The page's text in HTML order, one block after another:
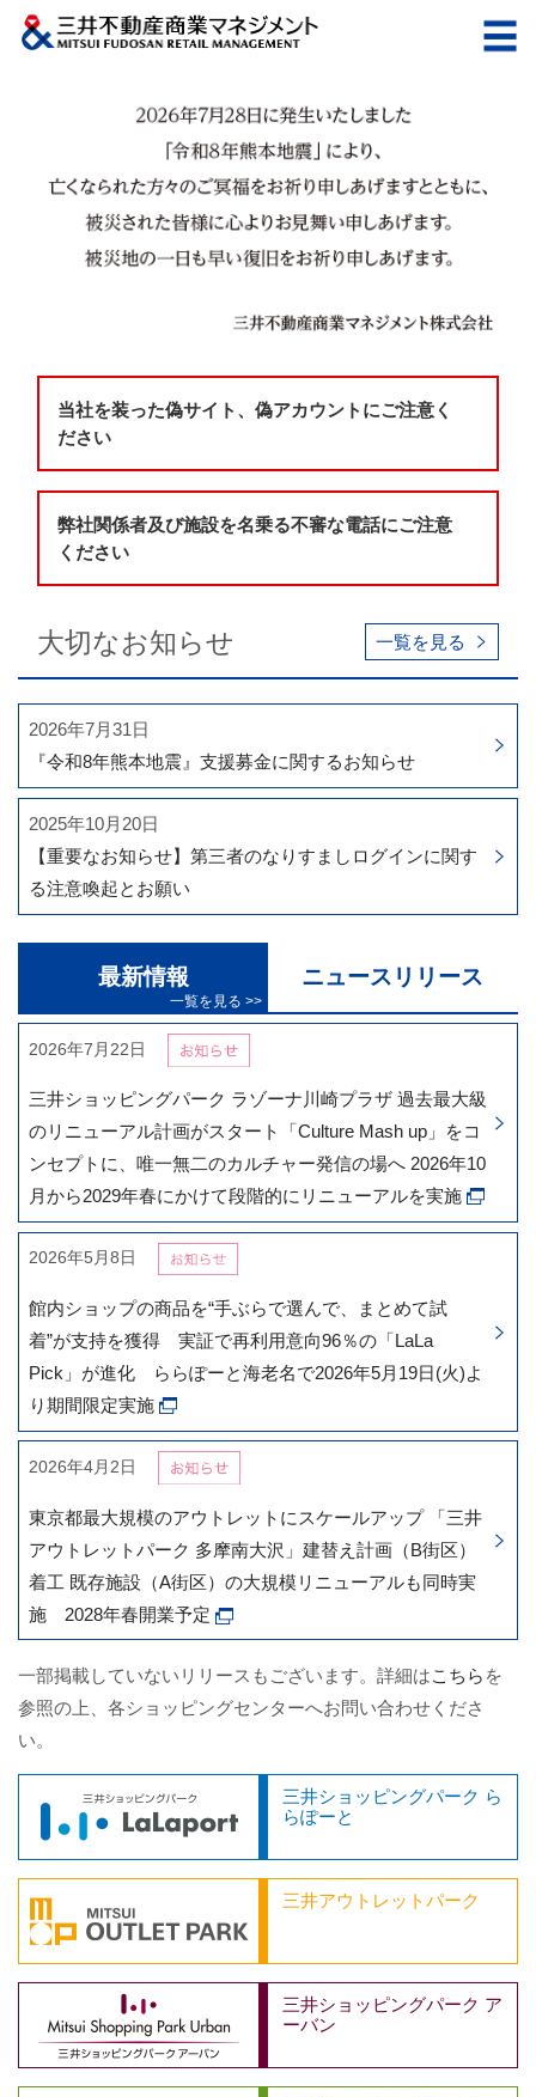
当社を装った偽サイト、偽アカウントにご注意く
ださい
弊社関係者及び施設を名乗る不審な電話にご注意
ください
大切なお知らせ 一覧を見る
2026年7月31日
『令和8年熊本地震』支援募金に関するお知らせ
2025年10月20日
【重要なお知らせ】第三者のなりすましログインに関す
る注意喚起とお願い
最新情報 ニュースリリース
2026年7月22日
三井ショッピングパーク ラゾーナ川崎プラザ 過去最大級
のリニューアル計画がスタート「Culture Mash up」をコ
ンセプトに、唯一無二のカルチャー発信の場へ 2026年10
月から2029年春にかけて段階的にリニューアルを実施
2026年5月8日
館内ショップの商品を“手ぶらで選んで、まとめて試
着”が支持を獲得 実証で再利用意向96％の「LaLa
Pick」が進化 ららぽーと海老名で2026年5月19日(火)よ
り期間限定実施
2026年4月2日
東京都最大規模のアウトレットにスケールアップ 「三井
アウトレットパーク 多摩南大沢」建替え計画（B街区）
着工 既存施設（A街区）の大規模リニューアルも同時実
施 2028年春開業予定
一部掲載していないリリースもございます。詳細はこちら を
参照の上、各ショッピングセンターへお問い合わせくださ
い。
三井ショッピングパーク ら
らぽーと
三井アウトレットパーク
三井ショッピングパーク ア
ーバン